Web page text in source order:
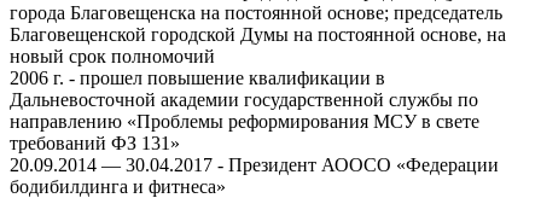
города Благовещенска на постоянной основе; председатель
Благовещенской городской Думы на постоянной основе, на
новый срок полномочий
2006 г. - прошел повышение квалификации в
Дальневосточной академии государственной службы по
направлению «Проблемы реформирования МСУ в свете
требований ФЗ 131»
20.09.2014 — 30.04.2017 - Президент АООСО «Федерации
бодибилдинга и фитнеса»